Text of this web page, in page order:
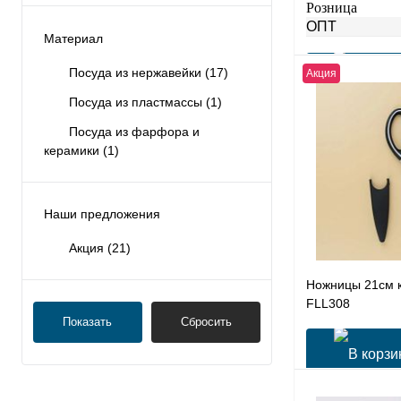
Материал
Посуда из нержавейки (17)
Посуда из пластмассы (1)
Посуда из фарфора и
керамики (1)
Наши предложения
Акция (21)
Показать Сбросить
0,6 мм,9 л нерж.
Розница
ОПТ
Купить в 1 клик
Акция
Ножницы 21см
FLL308